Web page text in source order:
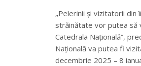
„Pelerinii şi vizitatorii din
străinătate vor putea să
Catedrala Naţională”,
Naţională va putea fi
decembrie 2025 – 8